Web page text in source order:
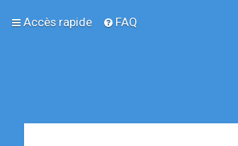
Accès rapide FAQ